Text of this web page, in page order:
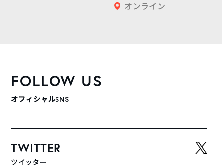
オンライン
FOLLOW US
オフィシャルSNS
TWITTER
ツイッター